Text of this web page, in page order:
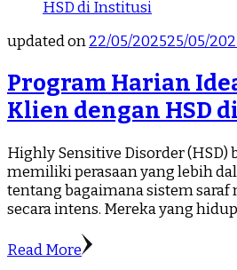
updated on22/05/202525/05/
Program Harian
Klien dengan HSD
Highly Sensitive Disorder (HSD)
memiliki perasaan yang lebih
tentang bagaimana sistem
secara intens. Mereka yang
Read More